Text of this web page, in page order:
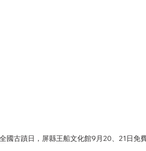
國古蹟日，屏縣王船文化館9月20、21日免